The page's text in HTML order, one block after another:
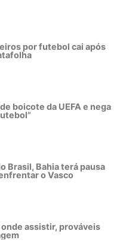
por futebol cai após
boicote da UEFA e nega
Brasil, Bahia terá pausa
o Vasco
assistir, prováveis